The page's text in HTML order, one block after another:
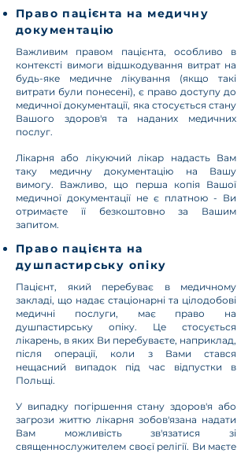
Право пацієнта на медичну
документацію
Важливим правом пацієнта, особливо в
контексті вимоги відшкодування витрат на
будь-яке медичне лікування (якщо такі
витрати були понесені), є право доступу до
медичної документації, яка стосується стану
Вашого здоров'я та наданих медичних
послуг.
Лікарня або лікуючий лікар надасть Вам
таку медичну документацію на Вашу
вимогу. Важливо, що перша копія Вашої
медичної документації не є платною - Ви
отримаєте її безкоштовно за Вашим
запитом.
Право пацієнта на
душпастирську опіку
Пацієнт, який перебуває в медичному
закладі, що надає стаціонарні та цілодобові
медичні послуги, має право на
душпастирську опіку. Це стосується
лікарень, в яких Ви перебуваєте, наприклад,
після операції, коли з Вами стався
нещасний випадок під час відпустки в
Польщі.
У випадку погіршення стану здоров'я або
загрози життю лікарня зобов'язана надати
Вам можливість зв'язатися зі
священнослужителем своєї релігії. Ви маєте